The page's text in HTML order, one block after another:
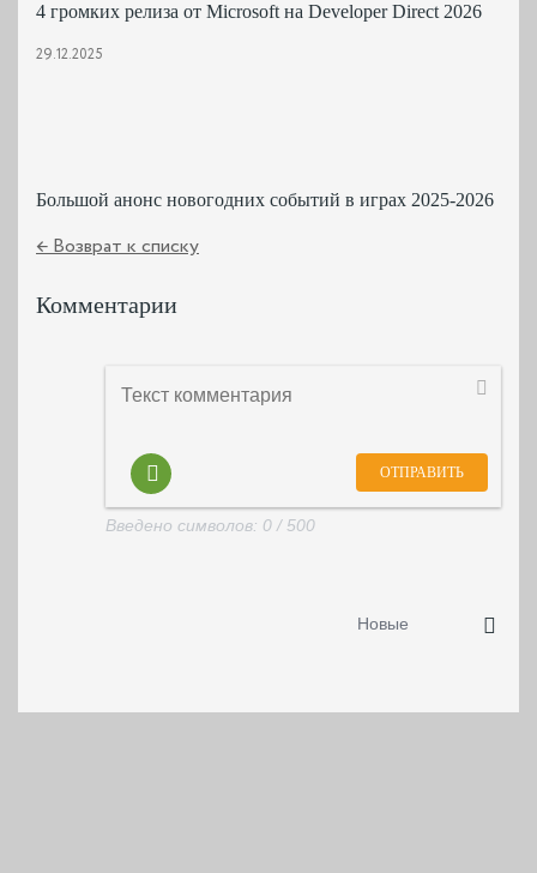
4 громких релиза от Microsoft на Developer Direct 2026
29.12.2025
Большой анонс новогодних событий в играх 2025-2026
← Возврат к списку
Комментарии
Введено символов: 0 / 500
Новые